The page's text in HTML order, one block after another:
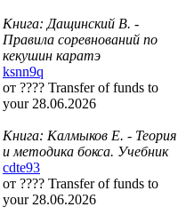
Книга: Дащинский В. -
Правила соревнований по
кекушин каратэ
ksnn9q
от ???? Transfer of funds to
your 28.06.2026
Книга: Калмыков Е. - Теория
и методика бокса. Учебник
cdte93
от ???? Transfer of funds to
your 28.06.2026